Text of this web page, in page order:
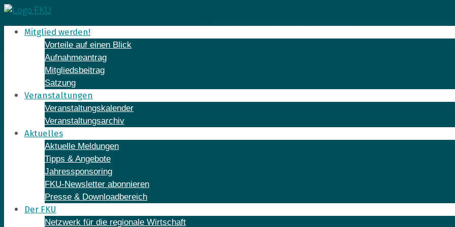
Skip
to
contentMitglied werden!
Vorteile auf einen Blick
Aufnahmeantrag
Mitgliedsbeitrag
Satzung
Veranstaltungen
Veranstaltungskalender
Veranstaltungsarchiv
Aktuelles
Aktuelle Meldungen
Tipps & Angebote
Jahressponsoring
FKU-Newsletter abonnieren
Presse & Downloadbereich
Der FKU
Netzwerk für die regionale Wirtschaft